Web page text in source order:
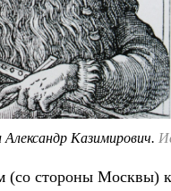
Александр Казимирович.
стороны Москвы)